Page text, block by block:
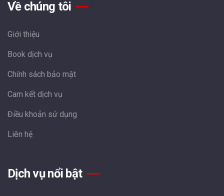
Về chúng tôi
Giới thiệu
Book dịch vụ
Chính sách bảo mật
Cam kết dịch vụ
Điều khoản sử dụng
Liên hệ
Dịch vụ nổi bật